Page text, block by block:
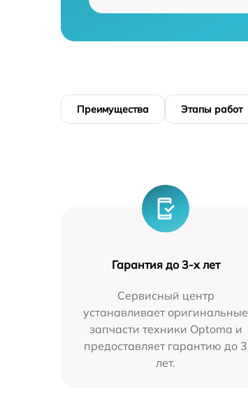
Преимущества Этапы работ
Гарантия до 3-х лет
Сервисный центр
устанавливает оригинальные
запчасти техники Optoma и
предоставляет гарантию до 3
лет.